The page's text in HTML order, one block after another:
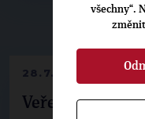
▶
28.7.2026
Veřejné
všechny“.